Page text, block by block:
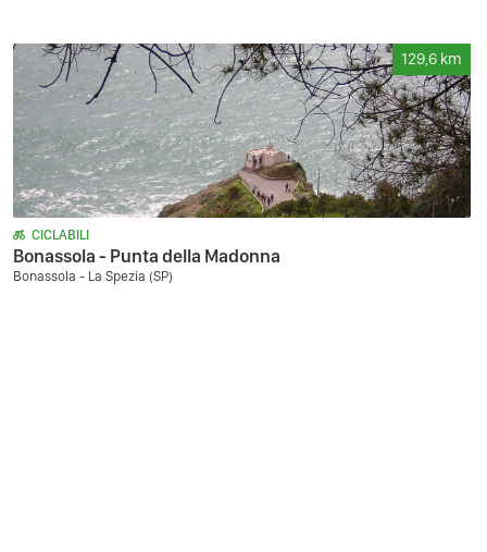
129,6 km
CICLABILI
Bonassola - Punta della Madonna
Bonassola - La Spezia (SP)